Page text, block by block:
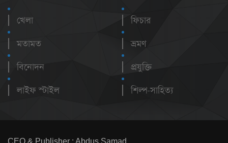
খেলা
মতামত
বিনোদন
লাইফ স্টাইল
ফিচার
ভ্রমণ
প্রযুক্তি
শিল্প-সাহিত্য
CEO & Publisher : Abdus Samad